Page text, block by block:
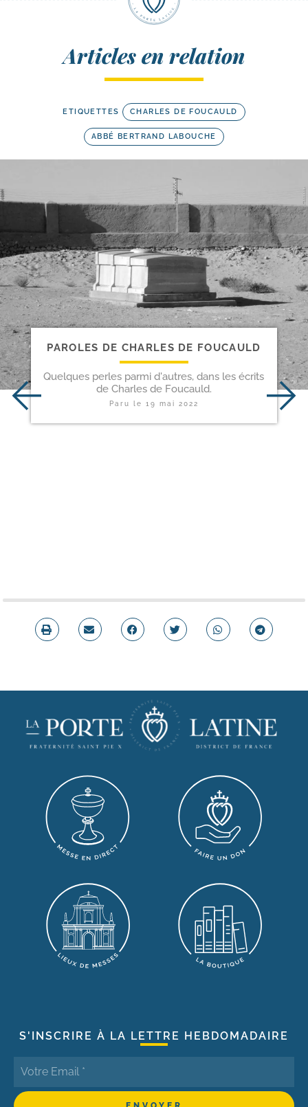
Articles en relation
ETIQUETTES CHARLES DE FOUCAULD
ABBÉ BERTRAND LABOUCHE
PAROLES DE CHARLES DE FOUCAULD
Quelques perles parmi d'autres, dans les écrits
de Charles de Foucauld.
Paru le 19 mai 2022
S'INSCRIRE À LA LETTRE HEBDOMADAIRE